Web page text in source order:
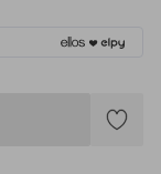
Lägg